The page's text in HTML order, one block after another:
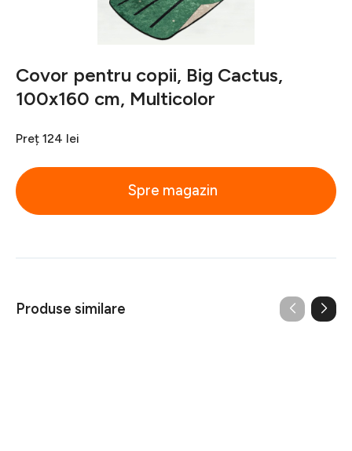
Covor pentru copii, Big Cactus,
100x160 cm, Multicolor
Preț 124 lei
Spre magazin
Produse similare